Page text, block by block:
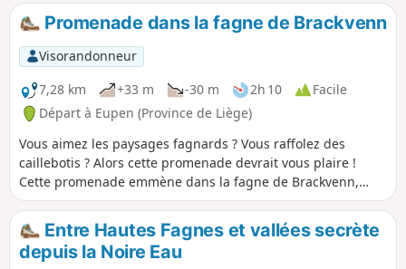
Promenade dans la fagne de Brackvenn
Visorandonneur
7,28 km
+33 m -30 m 2h 10
Facile
Départ à Eupen (Province de Liège)
Vous aimez les paysages fagnards ? Vous raffolez des
caillebotis ? Alors cette promenade devrait vous plaire !
Cette promenade emmène dans la fagne de Brackvenn,
proche de la frontière allemande. Cette balade se déroule,
en forêt, dans les Fagnes, le long d’étendues d’eau,.. Les
paysages sont multiples et vraiment agréables.
Entre Hautes Fagnes et vallées secrète
depuis la Noire Eau